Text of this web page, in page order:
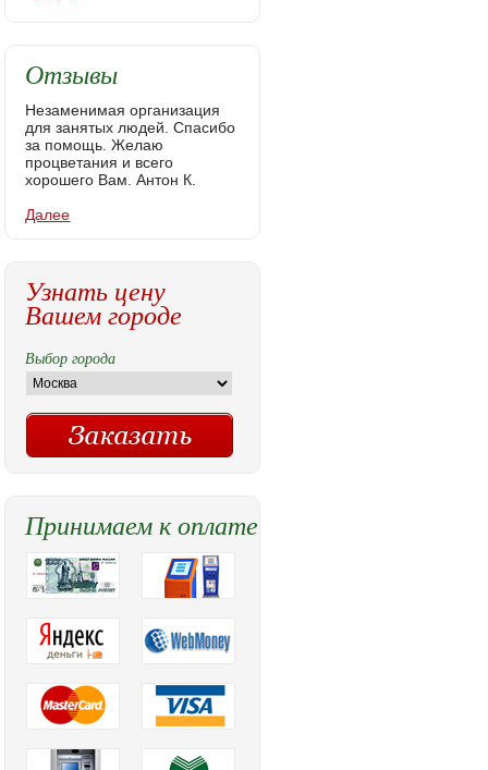
Отзывы
Незаменимая организация
для занятых людей. Спасибо
за помощь. Желаю
процветания и всего
хорошего Вам. Антон К.
Далее
Узнать цену
Вашем городе
Выбор города
Принимаем к оплате